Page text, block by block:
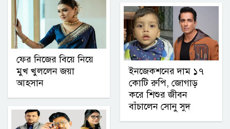
ফের নিজের বিয়ে নিয়ে
মুখ খুললেন জয়া
আহসান
ইনজেকশনের দাম ১৭
কোটি রুপি, জোগাড়
করে শিশুর জীবন
বাঁচালেন সোনু সুদ